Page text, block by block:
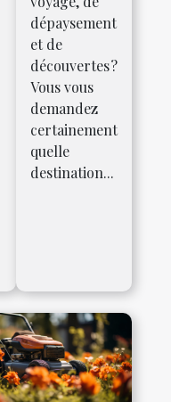
dépaysement
et de
découvertes ?
Vous vous
demandez
certainement
quelle
destination...